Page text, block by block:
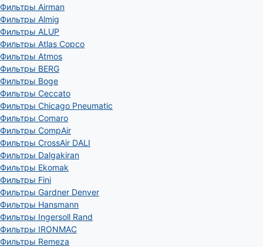
Фильтры Airman
Фильтры Almig
Фильтры ALUP
Фильтры Atlas Copco
Фильтры Atmos
Фильтры BERG
Фильтры Boge
Фильтры Ceccato
Фильтры Chicago Pneumatic
Фильтры Comaro
Фильтры CompAir
Фильтры CrossAir DALI
Фильтры Dalgakiran
Фильтры Ekomak
Фильтры Fini
Фильтры Gardner Denver
Фильтры Hansmann
Фильтры Ingersoll Rand
Фильтры IRONMAC
Фильтры Remeza